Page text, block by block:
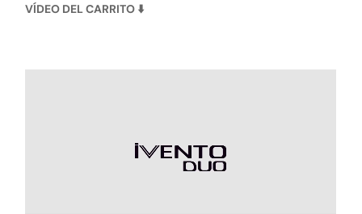
VÍDEO DEL CARRITO ⬇️